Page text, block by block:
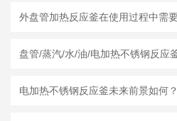
电加热不锈钢反应釜未来前景如何？